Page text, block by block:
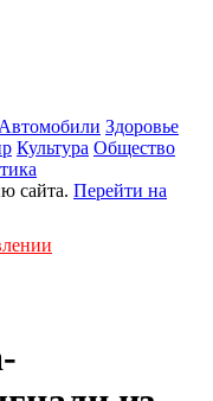
Автомобили Здоровье
Культура Общество
сайта. Перейти на